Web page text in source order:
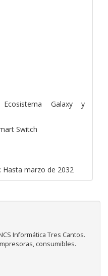
Ecosistema Galaxy y
Switch
Hasta marzo de 2032
Informática Tres Cantos.
consumibles.